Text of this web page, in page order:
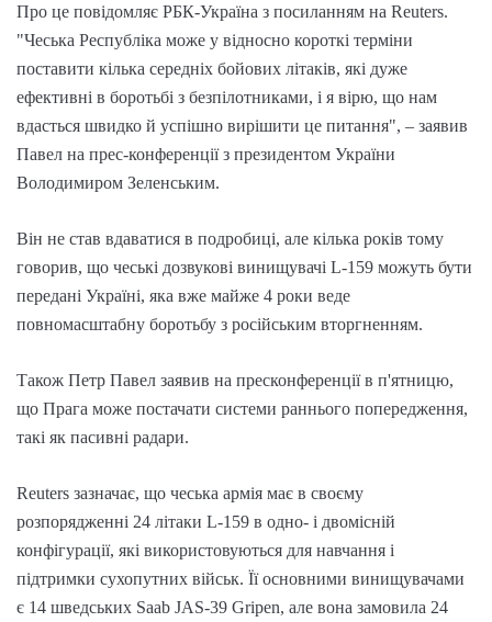
Про це повідомляє РБК-Україна з посиланням на Reuters.
"Чеська Республіка може у відносно короткі терміни
поставити кілька середніх бойових літаків, які дуже
ефективні в боротьбі з безпілотниками, і я вірю, що нам
вдасться швидко й успішно вирішити це питання", – заявив
Павел на прес-конференції з президентом України
Володимиром Зеленським.
Він не став вдаватися в подробиці, але кілька років тому
говорив, що чеські дозвукові винищувачі L-159 можуть бути
передані Україні, яка вже майже 4 роки веде
повномасштабну боротьбу з російським вторгненням.
Також Петр Павел заявив на пресконференції в п'ятницю,
що Прага може постачати системи раннього попередження,
такі як пасивні радари.
Reuters зазначає, що чеська армія має в своєму
розпорядженні 24 літаки L-159 в одно- і двомісній
конфігурації, які використовуються для навчання і
підтримки сухопутних військ. Її основними винищувачами
є 14 шведських Saab JAS-39 Gripen, але вона замовила 24